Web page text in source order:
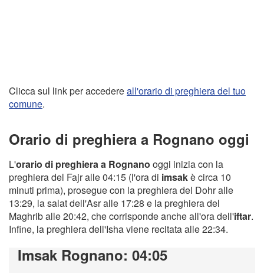
Clicca sul link per accedereall'orario di preghiera del tuo
comune.
Orario di preghiera a Rognano oggi
L'orario di preghiera a Rognano oggi inizia con la
preghiera del Fajr alle 04:15 (l'ora di imsakè circa 10
minuti prima), prosegue con la preghiera del Dohr alle
13:29, la salat dell'Asr alle 17:28 e la preghiera del
Maghrib alle 20:42, che corrisponde anche all'ora dell'iftar.
Infine, la preghiera dell'Isha viene recitata alle 22:34.
Imsak Rognano: 04:05